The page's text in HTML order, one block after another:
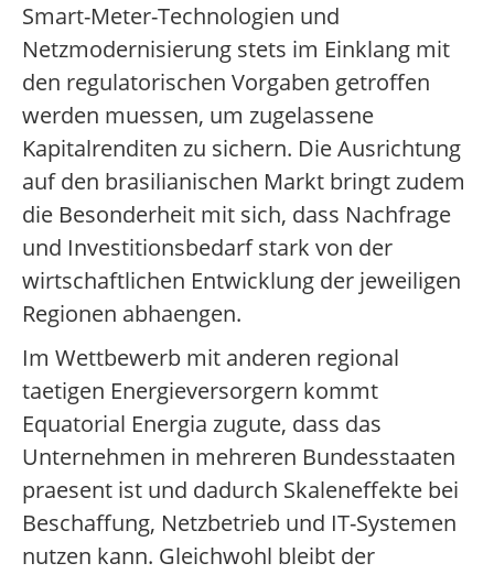
Smart-Meter-Technologien und
Netzmodernisierung stets im Einklang mit
den regulatorischen Vorgaben getroffen
werden muessen, um zugelassene
Kapitalrenditen zu sichern. Die Ausrichtung
auf den brasilianischen Markt bringt zudem
die Besonderheit mit sich, dass Nachfrage
und Investitionsbedarf stark von der
wirtschaftlichen Entwicklung der jeweiligen
Regionen abhaengen.
Im Wettbewerb mit anderen regional
taetigen Energieversorgern kommt
Equatorial Energia zugute, dass das
Unternehmen in mehreren Bundesstaaten
praesent ist und dadurch Skaleneffekte bei
Beschaffung, Netzbetrieb und IT-Systemen
nutzen kann. Gleichwohl bleibt der